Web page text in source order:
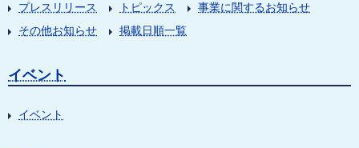
プレスリリース トピックス
事業に関するお知らせ
その他お知らせ
掲載日順一覧
イベント
イベント